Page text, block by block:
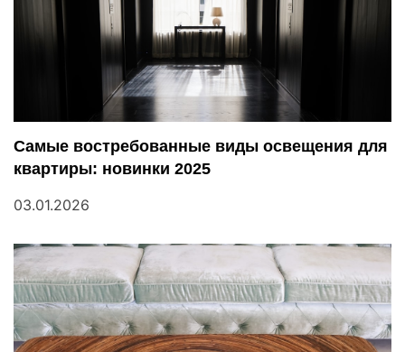
ц
п
о
з
а
п
и
Самые востребованные виды освещения для
квартиры: новинки 2025
03.01.2026